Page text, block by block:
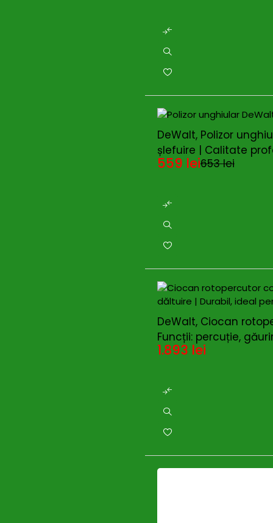
-14%
DeWalt, Polizor
șlefuire | Calitate
653lei
559 lei
DeWalt, Ciocan
Funcții: percuție,
1.893 lei